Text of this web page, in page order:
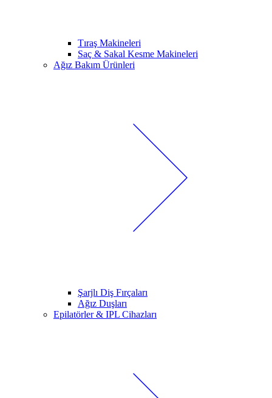
Tıraş Makineleri
Saç & Sakal Kesme Makineleri
Ağız Bakım Ürünleri
Şarjlı Diş Fırçaları
Ağız Duşları
Epilatörler & IPL Cihazları